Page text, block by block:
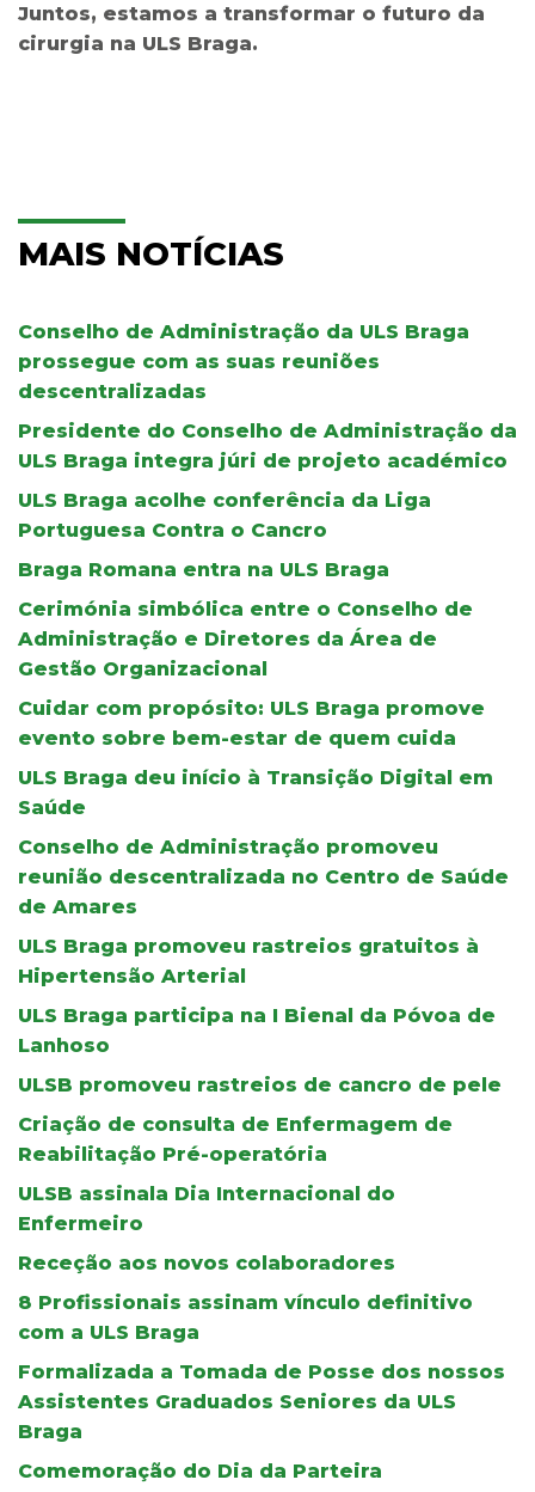
Juntos, estamos a transformar o futuro da
cirurgia na ULS Braga.
MAIS NOTÍCIAS
Conselho de Administração da ULS Braga
prossegue com as suas reuniões
descentralizadas
Presidente do Conselho de Administração da
ULS Braga integra júri de projeto académico
ULS Braga acolhe conferência da Liga
Portuguesa Contra o Cancro
Braga Romana entra na ULS Braga
Cerimónia simbólica entre o Conselho de
Administração e Diretores da Área de
Gestão Organizacional
Cuidar com propósito: ULS Braga promove
evento sobre bem-estar de quem cuida
ULS Braga deu início à Transição Digital em
Saúde
Conselho de Administração promoveu
reunião descentralizada no Centro de Saúde
de Amares
ULS Braga promoveu rastreios gratuitos à
Hipertensão Arterial
ULS Braga participa na I Bienal da Póvoa de
Lanhoso
ULSB promoveu rastreios de cancro de pele
Criação de consulta de Enfermagem de
Reabilitação Pré-operatória
ULSB assinala Dia Internacional do
Enfermeiro
Receção aos novos colaboradores
8 Profissionais assinam vínculo definitivo
com a ULS Braga
Formalizada a Tomada de Posse dos nossos
Assistentes Graduados Seniores da ULS
Braga
Comemoração do Dia da Parteira